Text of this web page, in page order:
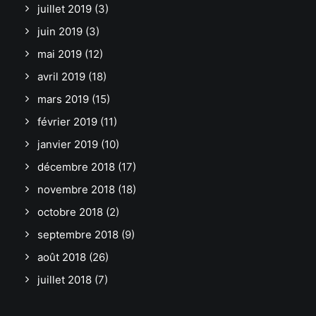
juillet 2019 (3)
juin 2019 (3)
mai 2019 (12)
avril 2019 (18)
mars 2019 (15)
février 2019 (11)
janvier 2019 (10)
décembre 2018 (17)
novembre 2018 (18)
octobre 2018 (2)
septembre 2018 (9)
août 2018 (26)
juillet 2018 (7)